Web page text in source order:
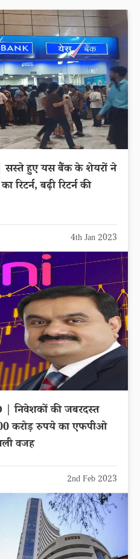
सस्ते हुए यस बैंक के शेयरों ने
रिटर्न, बढ़ी रिटर्न की
4th Jan 2023
करोड़ रुपये का एफपीओ
वजह
2nd Feb 2023